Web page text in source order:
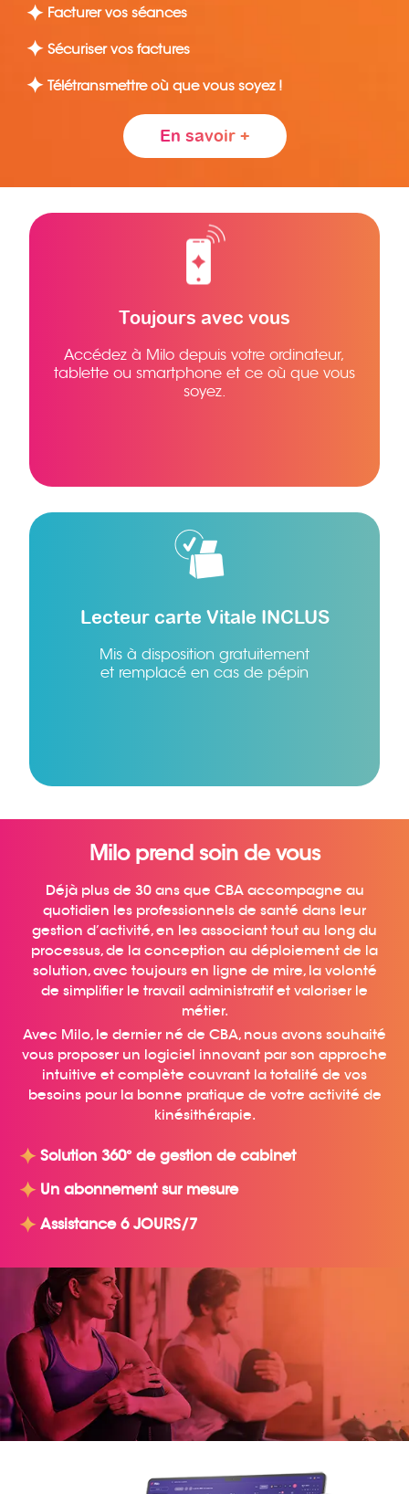
Facturer vos séances
Sécuriser vos factures
Télétransmettre où que vous soyez !
En savoir +
Toujours avec vous
Accédez à Milo depuis votre ordinateur,
tablette ou smartphone et ce où que vous
soyez.
Lecteur carte Vitale INCLUS
Mis à disposition gratuitement
et remplacé en cas de pépin
Milo prend soin de vous
Déjà plus de 30 ans que CBA accompagne au
quotidien les professionnels de santé dans leur
gestion d’activité, en les associant tout au long du
processus, de la conception au déploiement de la
solution, avec toujours en ligne de mire, la volonté
de simplifier le travail administratif et valoriser le
métier.
Avec Milo, le dernier né de CBA, nous avons souhaité
vous proposer un logiciel innovant par son approche
intuitive et complète couvrant la totalité de vos
besoins pour la bonne pratique de votre activité de
kinésithérapie.
Solution 360° de gestion de cabinet
Un abonnement sur mesure
Assistance 6 JOURS/7